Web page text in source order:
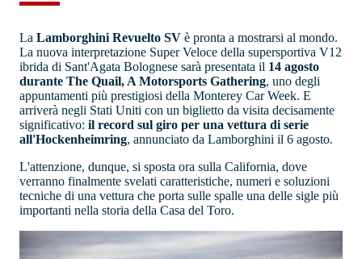
La Lamborghini Revuelto SV è pronta a mostrarsi al mondo.
La nuova interpretazione Super Veloce della supersportiva V12
ibrida di Sant'Agata Bolognese sarà presentata il 14 agosto
durante The Quail, A Motorsports Gathering, uno degli
appuntamenti più prestigiosi della Monterey Car Week. E
arriverà negli Stati Uniti con un biglietto da visita decisamente
significativo: il record sul giro per una vettura di serie
all'Hockenheimring, annunciato da Lamborghini il 6 agosto.
L'attenzione, dunque, si sposta ora sulla California, dove
verranno finalmente svelati caratteristiche, numeri e soluzioni
tecniche di una vettura che porta sulle spalle una delle sigle più
importanti nella storia della Casa del Toro.